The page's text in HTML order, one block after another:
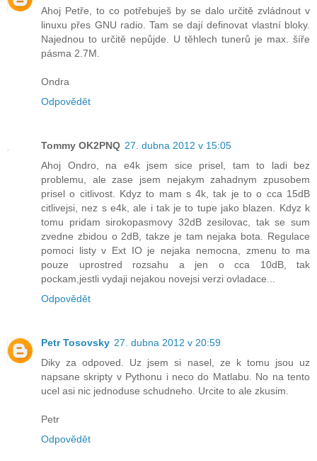
Ahoj Petře, to co potřebuješ by se dalo určitě zvládnout v
linuxu přes GNU radio. Tam se dají definovat vlastní bloky.
Najednou to určitě nepůjde. U těhlech tunerů je max. šíře
pásma 2.7M.
Ondra
Odpovědět
Tommy OK2PNQ 27. dubna 2012 v 15:05
Ahoj Ondro, na e4k jsem sice prisel, tam to ladi bez
problemu, ale zase jsem nejakym zahadnym zpusobem
prisel o citlivost. Kdyz to mam s 4k, tak je to o cca 15dB
citlivejsi, nez s e4k, ale i tak je to tupe jako blazen. Kdyz k
tomu pridam sirokopasmovy 32dB zesilovac, tak se sum
zvedne zbidou o 2dB, takze je tam nejaka bota. Regulace
pomoci listy v Ext IO je nejaka nemocna, zmenu to ma
pouze uprostred rozsahu a jen o cca 10dB, tak
pockam,jestli vydaji nejakou novejsi verzi ovladace...
Odpovědět
Petr Tosovsky 27. dubna 2012 v 20:59
Diky za odpoved. Uz jsem si nasel, ze k tomu jsou uz
napsane skripty v Pythonu i neco do Matlabu. No na tento
ucel asi nic jednoduse schudneho. Urcite to ale zkusim.
Petr
Odpovědět